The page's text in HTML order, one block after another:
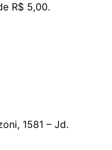
R$ 5,00.
1581 – Jd.